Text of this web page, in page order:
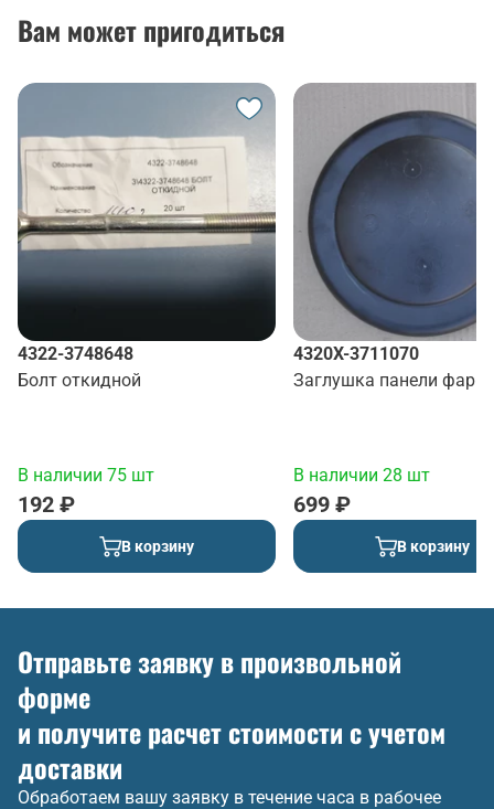
Вам может пригодиться
4322-3748648
Болт откидной
В наличии 75 шт
192 ₽
В корзину
4320Х-3711070
Заглушка панели фар
В наличии 28 шт
699 ₽
В корзину
Отправьте заявку в произвольной
форме
и получите расчет стоимости с учетом
доставки
Обработаем вашу заявку в течение часа в рабочее